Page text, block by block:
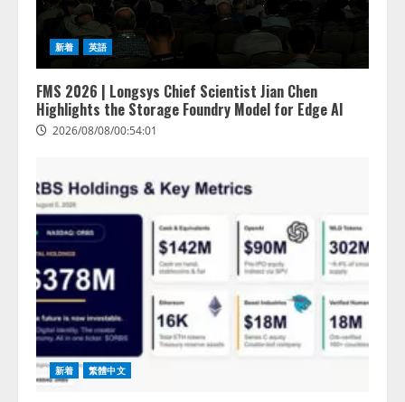
新着 英語
FMS 2026 | Longsys Chief Scientist Jian Chen
Highlights the Storage Foundry Model for Edge AI
2026/08/08/00:54:01
新着 繁體中文